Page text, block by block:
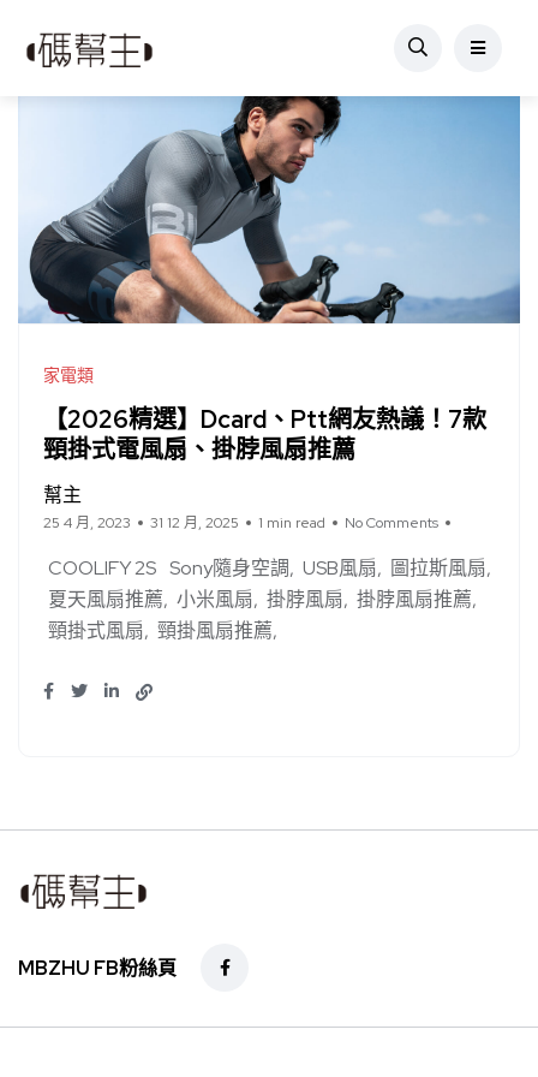
家電類
【2026精選】Dcard、Ptt網友熱議！7款
頸掛式電風扇、掛脖風扇推薦
幫主
25 4 月, 2023 31 12 月, 2025 1 min read No Comments
COOLIFY 2S Sony隨身空調 USB風扇
圖拉斯風扇
夏天風扇推薦 小米風扇 掛脖風扇
掛脖風扇推薦
頸掛式風扇
頸掛風扇推薦
MBZHU FB粉絲頁